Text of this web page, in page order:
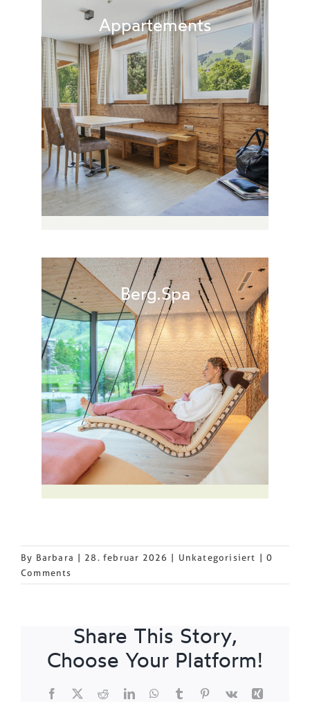
Appartements
Berg.Spa
By Barbara | 28. februar 2026 | Unkategorisiert | 0
Comments
Share This Story,
Choose Your Platform!
Facebook RedditLinkedInWhatsApp
TumblrPinterest
Vk
Xing